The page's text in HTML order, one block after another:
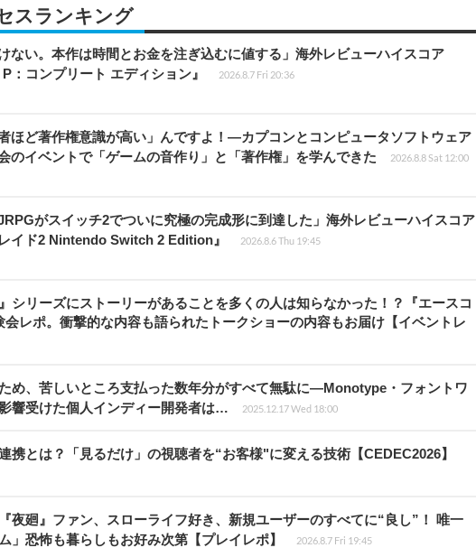
スランキング
けない。本作は時間とお金を注ぎ込むに値する」海外レビューハイスコア
P：コンプリート エディション』
2026.8.7 Fri 20:36
ほど著作権意識が高い」んですよ！―カプコンとコンピュータソフトウェア
のイベントで「ゲームの音作り」と「著作権」を学んできた
2026.8.8 Sat 12:00
JRPGがスイッチ2でついに究極の完成形に到達した」海外レビューハイスコア
レイド2 Nintendo Switch 2 Edition』
2026.8.6 Thu 19:45
シリーズにストーリーがあることを多くの人は知らなかった！？『エースコ
会レポ。衝撃的な内容も語られたトークショーの内容もお届け【イベントレ
め、苦しいところ支払った数年分がすべて無駄に―Monotype・フォントワ
響受けた個人インディー開発者は…
2025.12.17 Wed 18:00
携とは？「見るだけ」の視聴者を“お客様"に変える技術【CEDEC2026】
夜廻』ファン、スローライフ好き、新規ユーザーのすべてに“良し”！ 唯一
」恐怖も暮らしもお好み次第【プレイレポ】
2026.8.7 Fri 19:45